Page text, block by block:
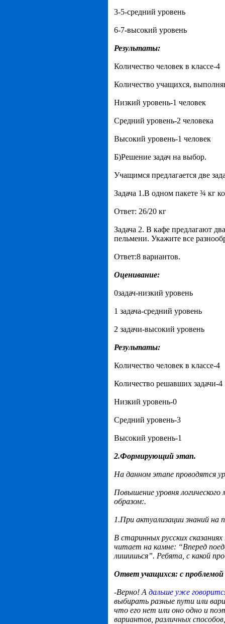
3-5-средний уровень
6-7-высокий уровень
Результаты:
Количество человек в классе-4
Количество учащихся,
Низкий уровень-1 человек
Средний уровень-2 человека
Высокий уровень-1 человек
Б)Решение задач на выбор.
Учащимся предлагается две
Задача 1.В одном пакете ¾ кг
Ответ: 26/20 кг
Задача 2. В кафе предлагают
пельмени. Укажите все
Ответ:8 вариантов.
Оценивание:
0задач-низкий уровень
1 задача-средний уровень
2 задачи-высокий уровень
Результаты:
Количество человек в классе-4
Количество решавших задачи-4
Низкий уровень-0
Средний уровень-3
Высокий уровень-1
2.Формирующий этап.
На данном этапе проводятся
Повышение уровня
образом:.
1.При актуализации знаний на
В старинных русских
читает на камне: “Вперед
лишишься”. Ребята, с какой
Ответ учащихся: с
-Верно! А дальше уже
выбирать разные пути или
что его нет или оно одно и
вариантов, различных